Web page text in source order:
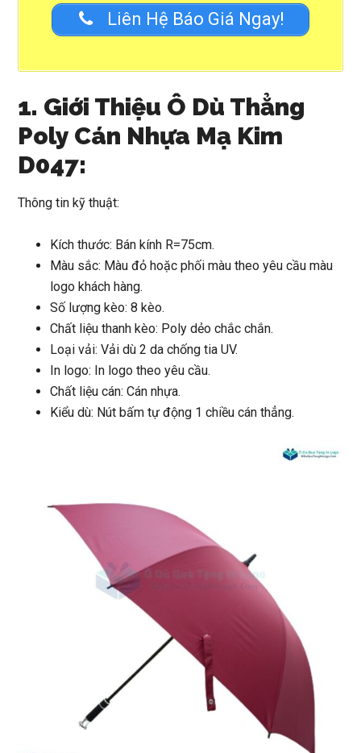
Liên Hệ Báo Giá Ngay!
1. Giới Thiệu Ô Dù Thẳng
Poly Cán Nhựa Mạ Kim
D047:
Thông tin kỹ thuật:
Kích thước: Bán kính R=75cm.
Màu sắc: Màu đỏ hoặc phối màu theo yêu cầu màu
logo khách hàng.
Số lượng kèo: 8 kèo.
Chất liệu thanh kèo: Poly dẻo chắc chắn.
Loại vải: Vải dù 2 da chống tia UV.
In logo: In logo theo yêu cầu.
Chất liệu cán: Cán nhựa.
Kiểu dù: Nút bấm tự động 1 chiều cán thẳng.